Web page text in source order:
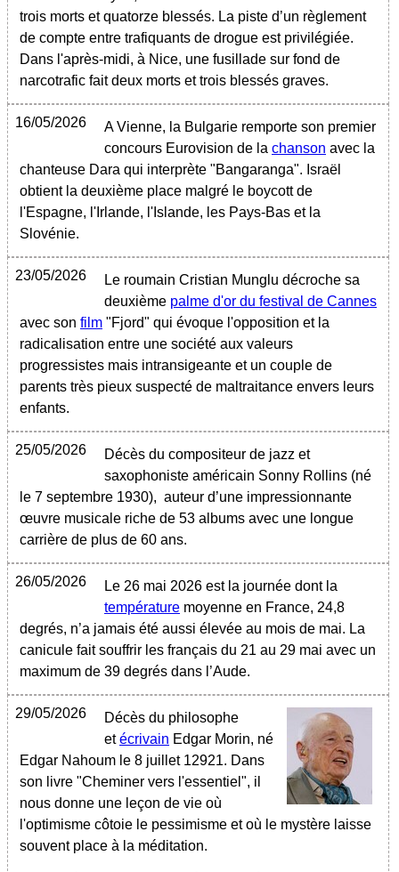
trois morts et quatorze blessés. La piste d’un règlement
de compte entre trafiquants de drogue est privilégiée.
Dans l'après-midi, à Nice, une fusillade sur fond de
narcotrafic fait deux morts et trois blessés graves.
16/05/2026
A Vienne, la Bulgarie remporte son premier
concours Eurovision de la chanson avec la
chanteuse Dara qui interprète "Bangaranga". Israël
obtient la deuxième place malgré le boycott de
l'Espagne, l'Irlande, l'Islande, les Pays-Bas et la
Slovénie.
23/05/2026
Le roumain Cristian Munglu décroche sa
deuxième palme d'or du festival de Cannes
avec son film "Fjord" qui évoque l'opposition et la
radicalisation entre une société aux valeurs
progressistes mais intransigeante et un couple de
parents très pieux suspecté de maltraitance envers leurs
enfants.
25/05/2026
Décès du compositeur de jazz et
saxophoniste américain Sonny Rollins (né
le 7 septembre 1930), auteur d’une impressionnante
œuvre musicale riche de 53 albums avec une longue
carrière de plus de 60 ans.
26/05/2026
Le 26 mai 2026 est la journée dont la
température moyenne en France, 24,8
degrés, n’a jamais été aussi élevée au mois de mai. La
canicule fait souffrir les français du 21 au 29 mai avec un
maximum de 39 degrés dans l’Aude.
29/05/2026
Décès du philosophe
etécrivain Edgar Morin, né
Edgar Nahoum le 8 juillet 12921. Dans
son livre "Cheminer vers l'essentiel", il
nous donne une leçon de vie où
l'optimisme côtoie le pessimisme et où le mystère laisse
souvent place à la méditation.